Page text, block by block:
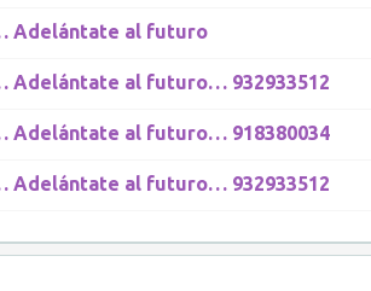
Adelántate al futuro
Adelántate al futuro… 932933512
Adelántate al futuro… 918380034
Adelántate al futuro… 932933512